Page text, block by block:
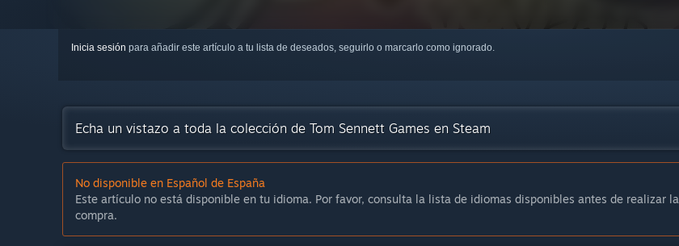
Inicia sesión para añadir este artículo a tu lista de deseados, seguirlo o marcarlo como ignorado.
Echa un vistazo a toda la colección de Tom Sennett Games en Steam
No disponible en Español de España
Este artículo no está disponible en tu idioma. Por favor, consulta la lista de idiomas disponibles antes de realizar la
compra.